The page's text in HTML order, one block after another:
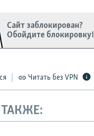
Сайт заблокирован?
Обойдите блокировку!
Читать без VPN